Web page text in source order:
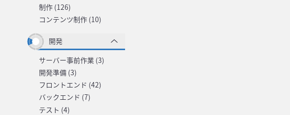
制作 (126)
コンテンツ制作 (10)
開発
サーバー事前作業 (3)
開発準備 (3)
フロントエンド (42)
バックエンド (7)
テスト (4)